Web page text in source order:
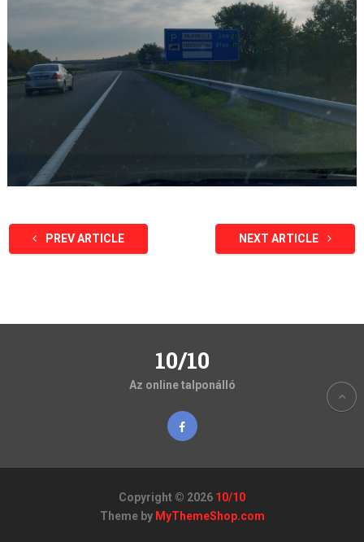
PREV ARTICLE NEXT ARTICLE
10/10
Az online talponálló
Copyright © 2026 10/10
Theme by MyThemeShop.com